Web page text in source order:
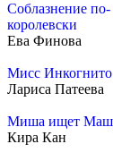
Соблазнение по-
королевски
Ева Финова
Мисс Инкогнито
Лариса Патеева
Миша ищет
Кира Кан